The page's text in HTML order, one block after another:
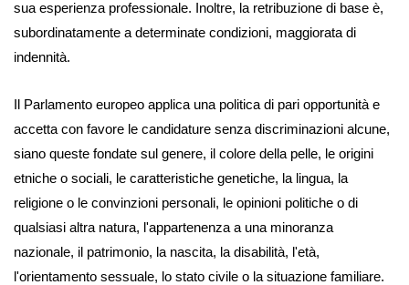
sua esperienza professionale. Inoltre, la retribuzione di base è,
subordinatamente a determinate condizioni, maggiorata di
indennità.
Il Parlamento europeo applica una politica di pari opportunità e
accetta con favore le candidature senza discriminazioni alcune,
siano queste fondate sul genere, il colore della pelle, le origini
etniche o sociali, le caratteristiche genetiche, la lingua, la
religione o le convinzioni personali, le opinioni politiche o di
qualsiasi altra natura, l'appartenenza a una minoranza
nazionale, il patrimonio, la nascita, la disabilità, l'età,
l'orientamento sessuale, lo stato civile o la situazione familiare.